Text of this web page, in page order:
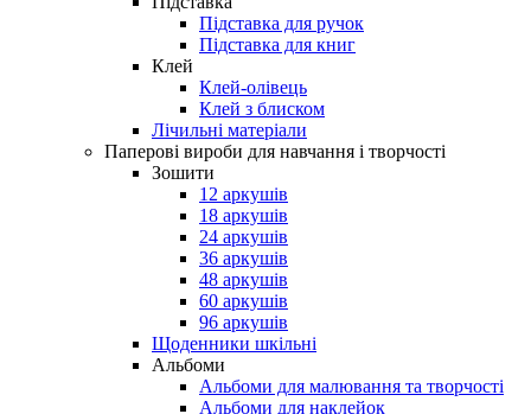
Підставка для ручок
Підставка для книг
Клей
Клей-олівець
Клей з блиском
Лічильні матеріали
Паперові вироби для навчання і творчості
Зошити
12 аркушів
18 аркушів
24 аркушів
36 аркушів
48 аркушів
60 аркушів
96 аркушів
Щоденники шкільні
Альбоми
Альбоми для малювання та творчості
Альбоми для наклейок